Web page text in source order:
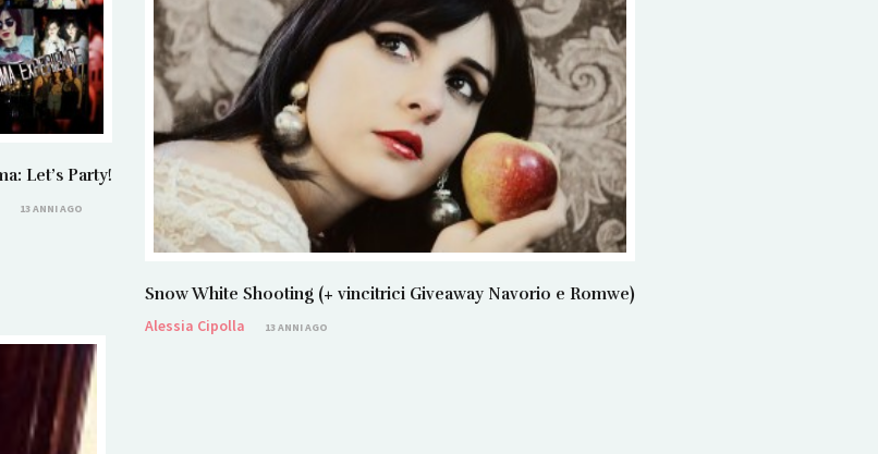
Let’s Party!
13 ANNI AGO
Snow White Shooting (+ vincitrici Giveaway Navorio e Romwe)
Alessia Cipolla
13 ANNI AGO